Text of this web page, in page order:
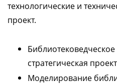
технологические и
проект.
стратегическая
Моделирование